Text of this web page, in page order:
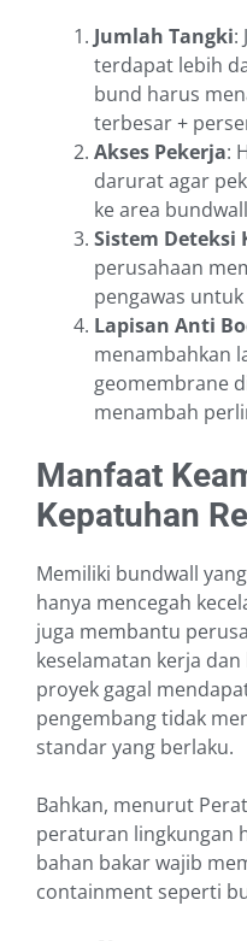
Jumlah Tangki:
terdapat lebih
bund harus
terbesar +
Akses Pekerja:
darurat agar
ke area
Sistem Deteksi
perusahaan
pengawas
Lapisan Anti
menambahkan
geomembrane
menambah
Manfaat
Kepatuhan
Memiliki bundwall
hanya mencegah
juga membantu
keselamatan kerja
proyek gagal
pengembang tidak
standar yang berlaku.
Bahkan, menurut
peraturan lingkungan
bahan bakar wajib
containment seperti